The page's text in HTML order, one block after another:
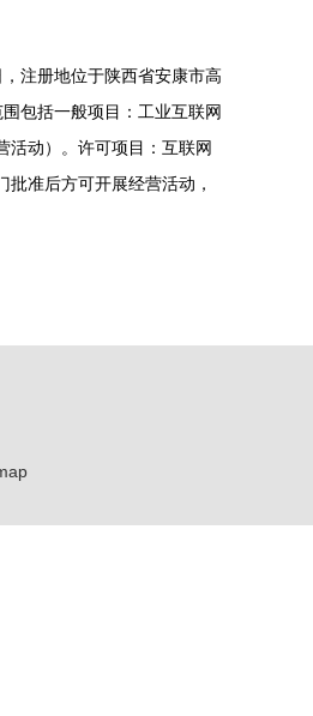
注册地位于陕西省安康市高
包括一般项目：工业互联网
活动）。许可项目：互联网
准后方可开展经营活动，